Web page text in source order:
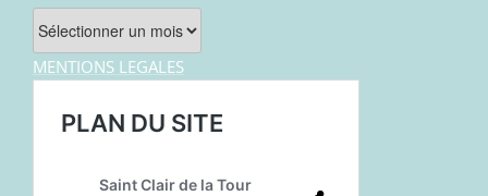
Archives
MENTIONS LEGALES